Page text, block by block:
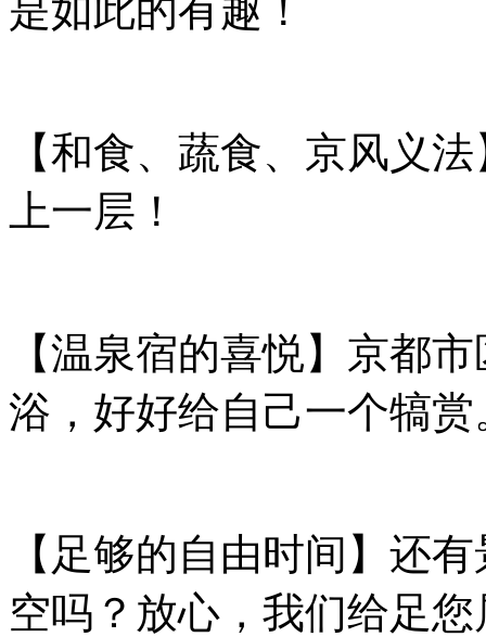
是如此的有趣！
【和食、蔬食、京风义法
上一层 ！
【温泉宿的喜悦】京都
浴，好好给自己一个犒赏
【足够的自由时间 】 还有
空吗 ？放心，我们给足